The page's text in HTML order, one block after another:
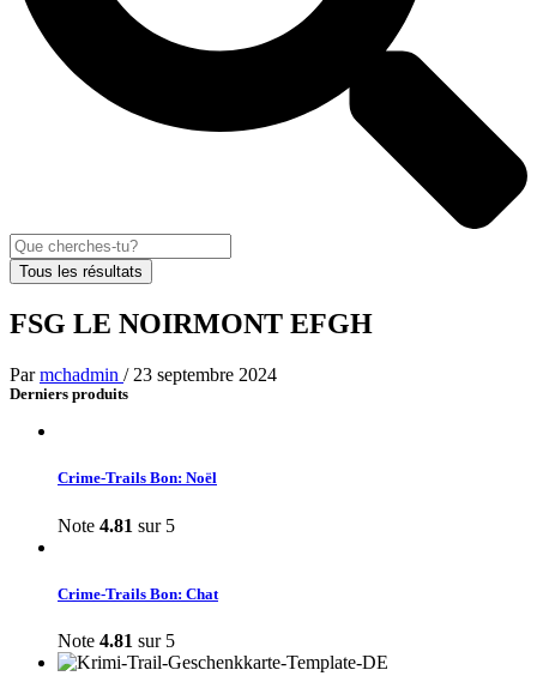
Tous les résultats
FSG LE NOIRMONT EFGH
Parmchadmin / 23 septembre 2024
Derniers produits
Crime-Trails Bon: Noël
Note 4.81 sur 5
Crime-Trails Bon: Chat
Note 4.81 sur 5